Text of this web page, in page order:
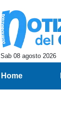
Sab 08 agosto 2026
Home